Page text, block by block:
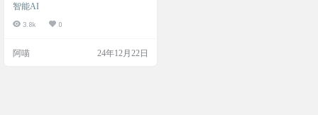
笔记，自动优化内容和配图
I工具——小红书笔记生成器。这个
工具能一键将视频内容转换成小红
用这个工具，你只需要提供视频链
智能AI
3.8k 0
阿喵 24年12月22日